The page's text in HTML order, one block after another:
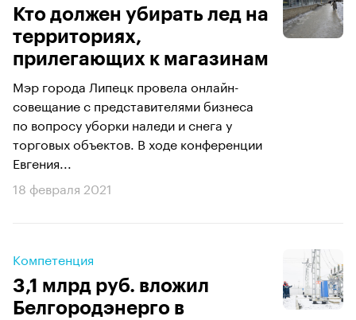
Кто должен убирать лед на
территориях,
прилегающих к магазинам
Мэр города Липецк провела онлайн-
совещание с представителями бизнеса
по вопросу уборки наледи и снега у
торговых объектов. В ходе конференции
Евгения...
18 февраля 2021
Компетенция
3,1 млрд руб. вложил
Белгородэнерго в